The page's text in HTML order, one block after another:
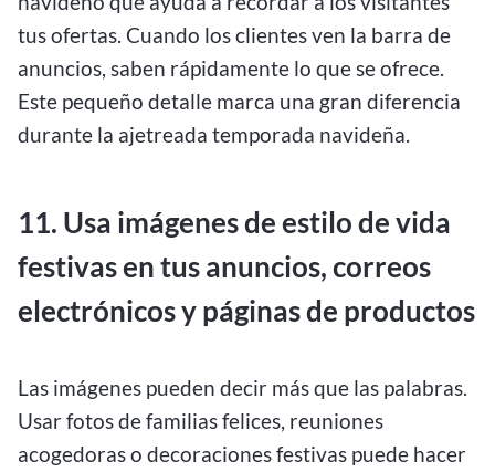
tus ofertas. Cuando los clientes ven la barra de
anuncios, saben rápidamente lo que se ofrece.
Este pequeño detalle marca una gran diferencia
durante la ajetreada temporada navideña.
11. Usa imágenes de estilo de vida
festivas en tus anuncios, correos
electrónicos y páginas de productos
Las imágenes pueden decir más que las palabras.
Usar fotos de familias felices, reuniones
acogedoras o decoraciones festivas puede hacer